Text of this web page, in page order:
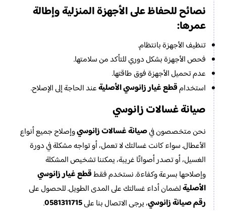
نصائح للحفاظ على الأجهزة المنزلية وإطالة
عمرها:
تنظيف الأجهزة بانتظام.
فحص الأجهزة بشكل دوري للتأكد من سلامتها.
عدم تحميل الأجهزة فوق طاقتها.
استخدامقطع غيار زانوسي الأصليةعند الحاجة إلى الإصلاح.
صيانة غسالات زانوسي
نحن متخصصون فيصيانة غسالات زانوسيوإصلاح جميع أنواع
الأعطال. سواء كانت غسالتك لا تعمل، أو تواجه مشكلة في دورة
الغسيل، أو تصدر أصواتًا غريبة، يمكننا تشخيص المشكلة
وإصلاحها بسرعة وكفاءة. نستخدم فقطقطع غيار زانوسي
الأصليةلضمان أداء غسالتك على المدى الطويل. للحصول على
رقم صيانة زانوسي، يرجى الاتصال بنا على0581311715
.